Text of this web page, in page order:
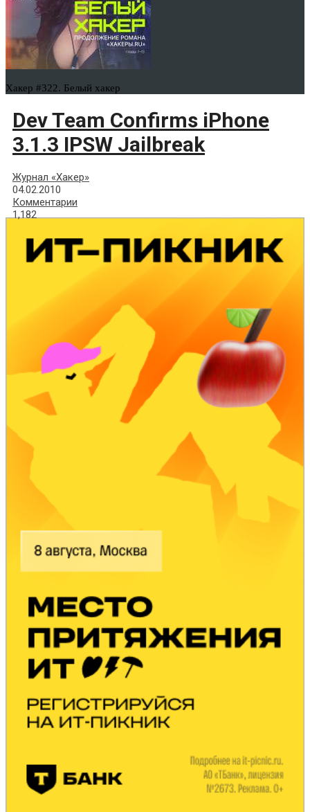
Хакер #322. Белый хакер
Dev Team Confirms iPhone
3.1.3 IPSW Jailbreak
Журнал «Хакер»
04.02.2010
Комментарии
1,182